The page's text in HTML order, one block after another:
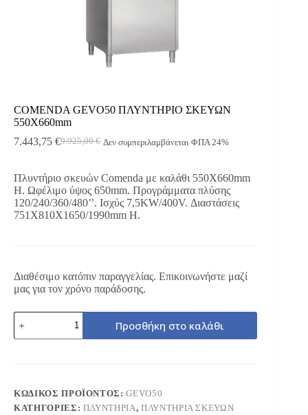
COMENDA GEVO50 ΠΛΥΝΤΗΡΙΟ ΣΚΕΥΩΝ
550X660mm
9.925,00€
Original
9.925,00 €.
7.443,75 €
Η
είναι:
7.443,75 €.
Δεν συμπεριλαμβάνεται ΦΠΑ 24%
Πλυντήριο σκευών Comenda με καλάθι 550Χ660mm
H. Ωφέλιμο ύψος 650mm. Προγράμματα πλύσης
120/240/360/480’’. Ισχύς 7,5KW/400V. Διαστάσεις
751Χ810Χ1650/1990mm H.
Διαθέσιμο κατόπιν παραγγελίας. Επικοινωνήστε μαζί
μας για τον χρόνο παράδοσης.
COMENDA
GEVO50
ΠΛΥΝΤΗΡΙΟ
Προσθήκη στο καλάθι
ΚΩΔΙΚΌΣ ΠΡΟΪΌΝΤΟΣ:GEVO50
ΚΑΤΗΓΟΡΊΕΣ: ΠΛΥΝΤΗΡΙΑ, ΠΛΥΝΤΗΡΙΑ ΣΚΕΥΩΝ